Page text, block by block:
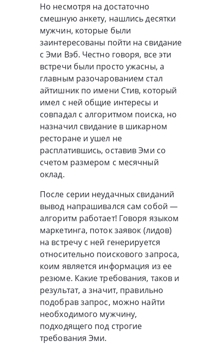
Но несмотря на достаточно
смешную анкету, нашлись десятки
мужчин, которые были
заинтересованы пойти на свидание
с Эми Вэб. Честно говоря, все эти
встречи были просто ужасны, а
главным разочарованием стал
айтишник по имени Стив, который
имел с ней общие интересы и
совпадал с алгоритмом поиска, но
назначил свидание в шикарном
ресторане и ушел не
расплатившись, оставив Эми со
счетом размером с месячный
оклад.
После серии неудачных свиданий
вывод напрашивался сам собой —
алгоритм работает! Говоря языком
маркетинга, поток заявок (лидов)
на встречу с ней генерируется
относительно поискового запроса,
коим является информация из ее
резюме. Какие требования, таков и
результат, а значит, правильно
подобрав запрос, можно найти
необходимого мужчину,
подходящего под строгие
требования Эми.